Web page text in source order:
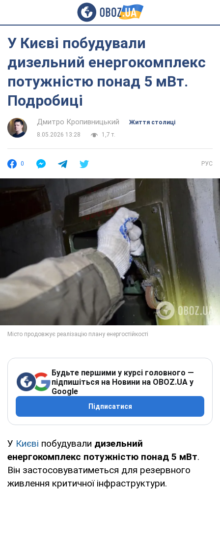
У Києві побудували
дизельний енергокомплекс
потужністю понад 5 мВт.
Подробиці
Дмитро Кропивницький
Життя столиці
8.05.2026 13:28
1,7 т.
0 РУС
Будьте першими у курсі головного —
підпишіться на Новини на OBOZ.UA у
Google
Підписатися
У Києві побудували дизельний
енергокомплекс потужністю понад 5 мВт.
Він застосовуватиметься для резервного
живлення критичної інфраструктури.